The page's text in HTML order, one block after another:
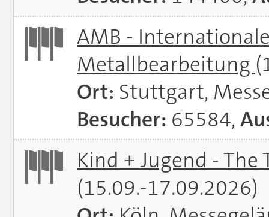
AMB -
Metallbearbeitung
Ort: Stuttgart,
Besucher: 65584,
Kind + Jugend - The
(15.09.-17.09.2026)